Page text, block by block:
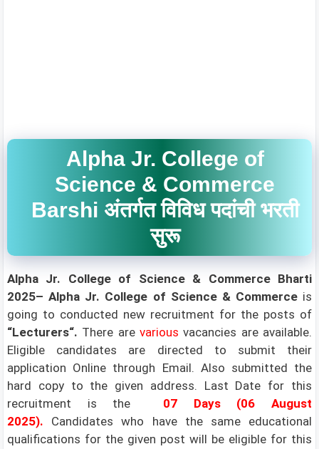
Alpha Jr. College of
Science & Commerce
Barshi अंतर्गत विविध पदांची भरती
सुरू
Alpha Jr. College of Science & Commerce Bharti
2025– Alpha Jr. College of Science & Commerce is
going to conducted new recruitment for the posts of
“Lecturers“. There are variousvacancies are available.
Eligible candidates are directed to submit their
application Online through Email. Also submitted the
hard copy to the given address. Last Date for this
recruitment is the
07 Days (06 August
2025).
Candidates who have the same educational
qualifications for the given post will be eligible for this